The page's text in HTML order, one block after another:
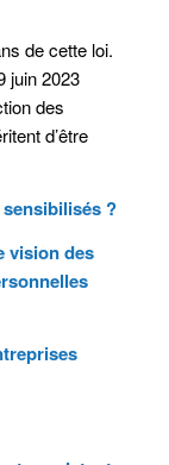
de cette loi.
juin 2023
des
d’être
?
vision des